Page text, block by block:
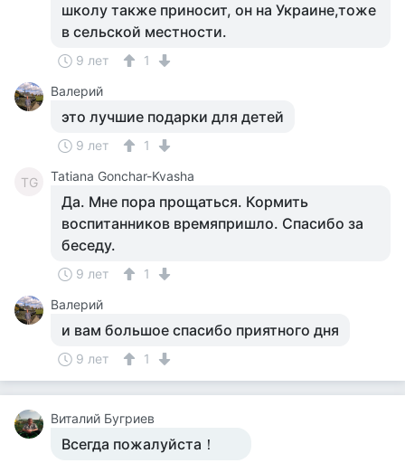
школу также приносит, он на Украине,тоже
в сельской местности.
9 лет
1
Валерий
это лучшие подарки для детей
9 лет 1
TG Tatiana Gonchar-Kvasha
Да. Мне пора прощаться. Кормить
воспитанников времяпришло. Спасибо за
беседу.
9 лет
1
Валерий
и вам большое спасибо приятного дня
9 лет 1
Виталий Бугриев
Всегда пожалуйста！